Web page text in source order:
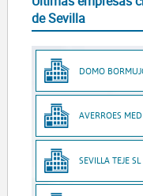
de Sevilla
DOMO
AVERROES
SEVILLA TEJE SL